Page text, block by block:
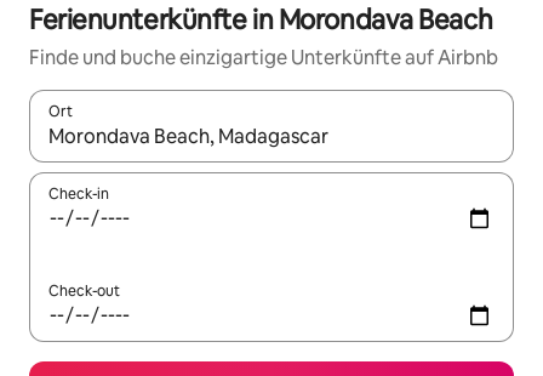
Ferienunterkünfte in Morondava Beach
Finde und buche einzigartige Unterkünfte auf Airbnb
Ort
Wenn Ergebnisse verfügbar sind, navigiere mit den
Check-in
Check-out